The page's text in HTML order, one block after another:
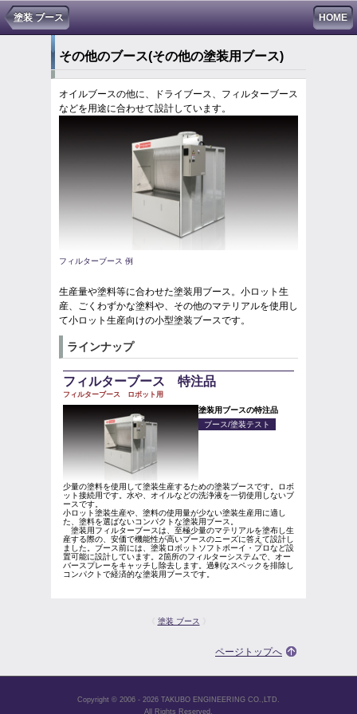
HOME
塗装 ブース
その他のブース(その他の塗装用ブース)
オイルブースの他に、ドライブース、フィルターブース
などを用途に合わせて設計しています。
フィルターブース 例
生産量や塗料等に合わせた塗装用ブース。小ロット生
産、ごくわずかな塗料や、その他のマテリアルを使用し
て小ロット生産向けの小型塗装ブースです。
ラインナップ
フィルターブース 特注品
フィルターブース ロボット用
塗装用ブースの特注品
ブース/塗装テスト
少量の塗料を使用して塗装生産するための塗装ブースです。ロボ
ット接続用です。水や、オイルなどの洗浄液を一切使用しないブ
ースです。
小ロット塗装生産や、塗料の使用量が少ない塗装生産用に適し
た、塗料を選ばないコンパクトな塗装用ブース。
塗装用フィルターブースは、至極少量のマテリアルを塗布し生
産する際の、安価で機能性が高いブースのニーズに答えて設計し
ました。ブース前には、塗装ロボットソフトボーイ・プロなど設
置可能に設計しています。2箇所のフィルターシステムで、オー
バースプレーをキャッチし除去します。過剰なスペックを排除し
コンパクトで経済的な塗装用ブースです。
塗装 ブース
ページトップへ
Copyright © 2006 - 2026 TAKUBO ENGINEERING CO.,LTD.
All Rights Reserved.